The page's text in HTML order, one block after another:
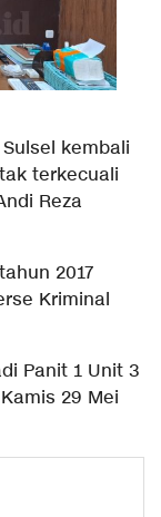
kembali
terkecuali
Reza
2017
Kriminal
Panit 1 Unit 3
29 Mei